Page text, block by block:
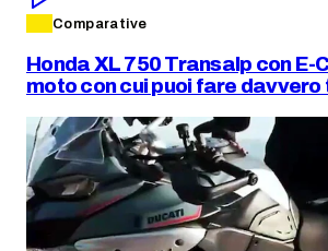
Comparative
Honda XL 750 Transalp con E-
moto con cui puoi fare davvero